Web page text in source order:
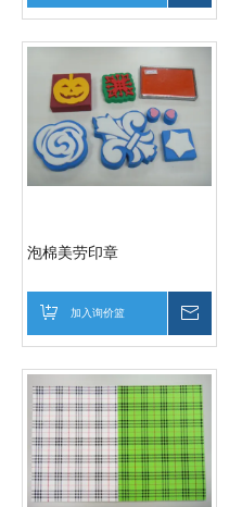
泡棉美劳印章
加入询价篮